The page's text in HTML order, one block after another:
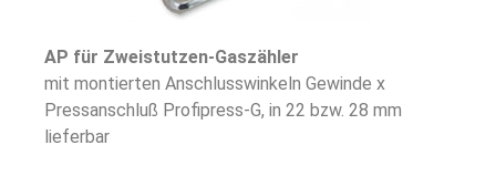
AP für Zweistutzen-Gaszähler
mit montierten Anschlusswinkeln Gewinde x
Pressanschluß Profipress-G, in 22 bzw. 28 mm
lieferbar